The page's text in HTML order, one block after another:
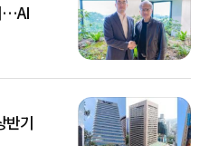
…AI
반기